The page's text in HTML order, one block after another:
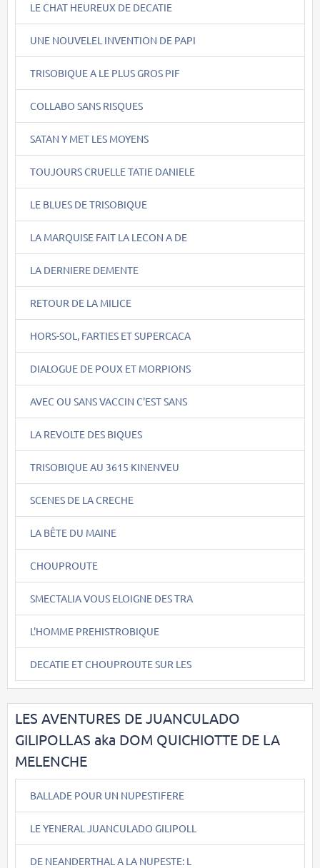
LE CHAT HEUREUX DE DECATIE
UNE NOUVELEL INVENTION DE PAPI
TRISOBIQUE A LE PLUS GROS PIF
COLLABO SANS RISQUES
SATAN Y MET LES MOYENS
TOUJOURS CRUELLE TATIE DANIELE
LE BLUES DE TRISOBIQUE
LA MARQUISE FAIT LA LECON A DE
LA DERNIERE DEMENTE
RETOUR DE LA MILICE
HORS-SOL, FARTIES ET SUPERCACA
DIALOGUE DE POUX ET MORPIONS
AVEC OU SANS VACCIN C'EST SANS
LA REVOLTE DES BIQUES
TRISOBIQUE AU 3615 KINENVEU
SCENES DE LA CRECHE
LA BÊTE DU MAINE
CHOUPROUTE
SMECTALIA VOUS ELOIGNE DES TRA
L'HOMME PREHISTROBIQUE
DECATIE ET CHOUPROUTE SUR LES
LES AVENTURES DE JUANCULADO
GILIPOLLAS aka DOM QUICHIOTTE DE LA
MELENCHE
BALLADE POUR UN NUPESTIFERE
LE YENERAL JUANCULADO GILIPOLL
DE NEANDERTHAL A LA NUPESTE: L